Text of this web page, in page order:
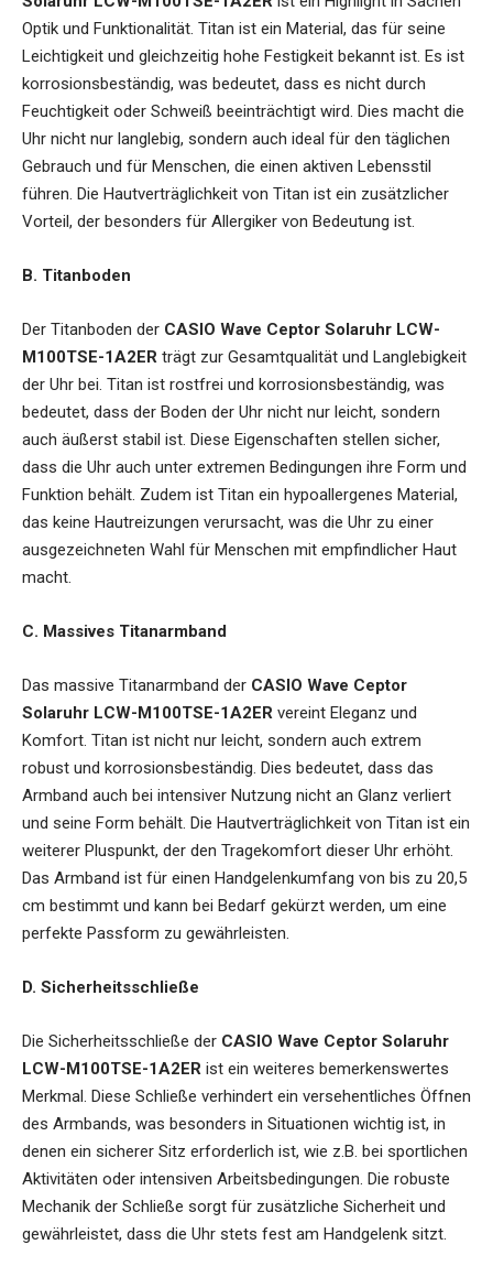
Optik und Funktionalität. Titan ist ein Material, das für seine
Leichtigkeit und gleichzeitig hohe Festigkeit bekannt ist. Es ist
korrosionsbeständig, was bedeutet, dass es nicht durch
Feuchtigkeit oder Schweiß beeinträchtigt wird. Dies macht die
Uhr nicht nur langlebig, sondern auch ideal für den täglichen
Gebrauch und für Menschen, die einen aktiven Lebensstil
führen. Die Hautverträglichkeit von Titan ist ein zusätzlicher
Vorteil, der besonders für Allergiker von Bedeutung ist.
B. Titanboden
Der Titanboden der CASIO Wave Ceptor Solaruhr LCW-
M100TSE-1A2ER trägt zur Gesamtqualität und Langlebigkeit
der Uhr bei. Titan ist rostfrei und korrosionsbeständig, was
bedeutet, dass der Boden der Uhr nicht nur leicht, sondern
auch äußerst stabil ist. Diese Eigenschaften stellen sicher,
dass die Uhr auch unter extremen Bedingungen ihre Form und
Funktion behält. Zudem ist Titan ein hypoallergenes Material,
das keine Hautreizungen verursacht, was die Uhr zu einer
ausgezeichneten Wahl für Menschen mit empfindlicher Haut
macht.
C. Massives Titanarmband
Das massive Titanarmband der CASIO Wave Ceptor
Solaruhr LCW-M100TSE-1A2ER vereint Eleganz und
Komfort. Titan ist nicht nur leicht, sondern auch extrem
robust und korrosionsbeständig. Dies bedeutet, dass das
Armband auch bei intensiver Nutzung nicht an Glanz verliert
und seine Form behält. Die Hautverträglichkeit von Titan ist ein
weiterer Pluspunkt, der den Tragekomfort dieser Uhr erhöht.
Das Armband ist für einen Handgelenkumfang von bis zu 20,5
cm bestimmt und kann bei Bedarf gekürzt werden, um eine
perfekte Passform zu gewährleisten.
D. Sicherheitsschließe
Die Sicherheitsschließe der CASIO Wave Ceptor Solaruhr
LCW-M100TSE-1A2ER ist ein weiteres bemerkenswertes
Merkmal. Diese Schließe verhindert ein versehentliches Öffnen
des Armbands, was besonders in Situationen wichtig ist, in
denen ein sicherer Sitz erforderlich ist, wie z.B. bei sportlichen
Aktivitäten oder intensiven Arbeitsbedingungen. Die robuste
Mechanik der Schließe sorgt für zusätzliche Sicherheit und
gewährleistet, dass die Uhr stets fest am Handgelenk sitzt.